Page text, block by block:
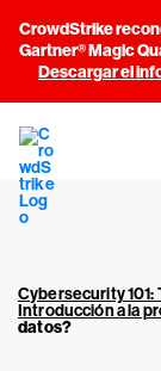
CrowdStrike
Gartner® Magic
Descargar el
Cybersecurity
Introducción a la
datos?